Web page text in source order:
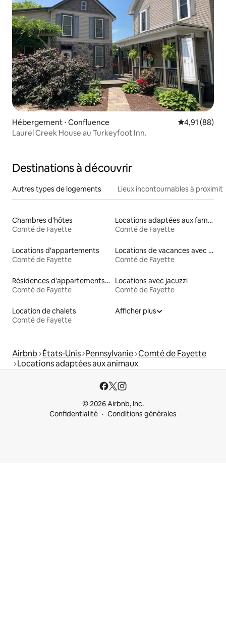
Hébergement ⋅ Confluence Évaluation
4,91 (88)
Laurel Creek House au Turkeyfoot Inn.
Destinations à découvrir
Autres types de logements Lieux incontournables à
Chambres d'hôtes
Comté de Fayette
Locations adaptées aux familles
Comté de Fayette
Locations d'appartements
Comté de Fayette
Locations de vacances avec piscine
Comté de Fayette
Résidences d'appartements en location
Comté de Fayette
Locations avec jacuzzi
Comté de Fayette
Location de chalets
Comté de Fayette
Afficher plus
Airbnb États-Unis Pennsylvanie Comté de Fayette
Locations adaptées aux animaux
© 2026 Airbnb, Inc.
Confidentialité
Conditions générales